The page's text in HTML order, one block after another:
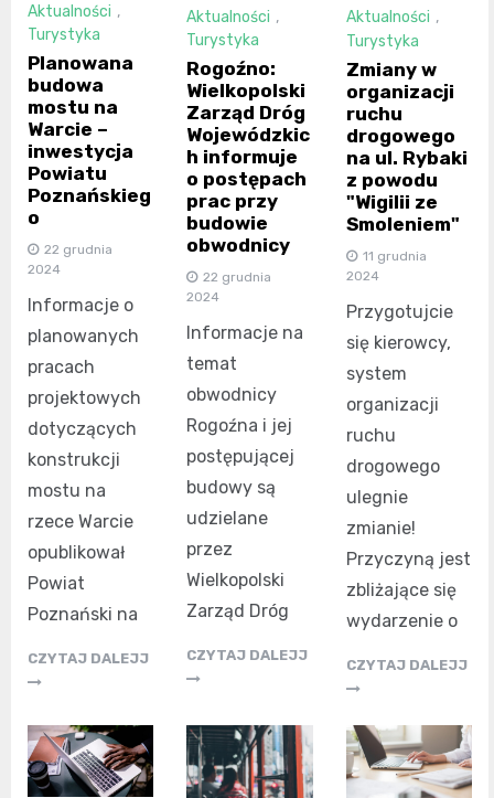
Aktualności ,
Turystyka
Planowana
budowa
mostu na
Warcie –
inwestycja
Powiatu
Poznańskieg
o
22 grudnia
2024
Informacje o
planowanych
pracach
projektowych
dotyczących
konstrukcji
mostu na
rzece Warcie
opublikował
Powiat
Poznański na
CZYTAJ DALEJJ
Aktualności ,
Turystyka
Rogoźno:
Wielkopolski
Zarząd Dróg
Wojewódzkic
h informuje
o postępach
prac przy
budowie
obwodnicy
22 grudnia
2024
Informacje na
temat
obwodnicy
Rogoźna i jej
postępującej
budowy są
udzielane
przez
Wielkopolski
Zarząd Dróg
CZYTAJ DALEJJ
Aktualności ,
Turystyka
Zmiany w
organizacji
ruchu
drogowego
na ul. Rybaki
z powodu
"Wigilii ze
Smoleniem"
11 grudnia
2024
Przygotujcie
się kierowcy,
system
organizacji
ruchu
drogowego
ulegnie
zmianie!
Przyczyną jest
zbliżające się
wydarzenie o
CZYTAJ DALEJJ